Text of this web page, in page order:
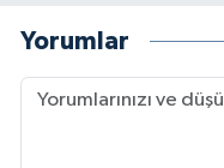
Yorumlar